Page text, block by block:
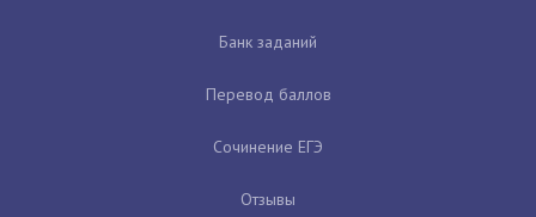
Банк заданий
Перевод баллов
Сочинение ЕГЭ
Отзывы